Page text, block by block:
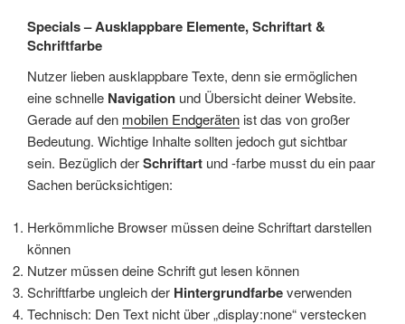
Specials – Ausklappbare Elemente, Schriftart &
Schriftfarbe
Nutzer lieben ausklappbare Texte, denn sie ermöglichen
eine schnelle Navigation und Übersicht deiner Website.
Gerade auf den mobilen Endgeräten ist das von großer
Bedeutung. Wichtige Inhalte sollten jedoch gut sichtbar
sein. Bezüglich derSchriftart und -farbe musst du ein paar
Sachen berücksichtigen:
Herkömmliche Browser müssen deine Schriftart darstellen
können
Nutzer müssen deine Schrift gut lesen können
Schriftfarbe ungleich der Hintergrundfarbeverwenden
Technisch: Den Text nicht über „display:none“ verstecken